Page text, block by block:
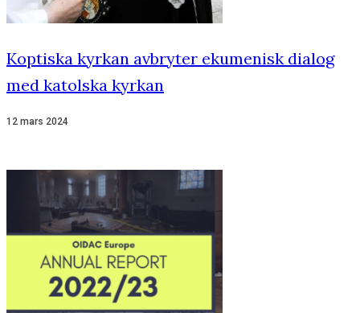
Koptiska kyrkan avbryter ekumenisk dialog
med katolska kyrkan
12 mars 2024